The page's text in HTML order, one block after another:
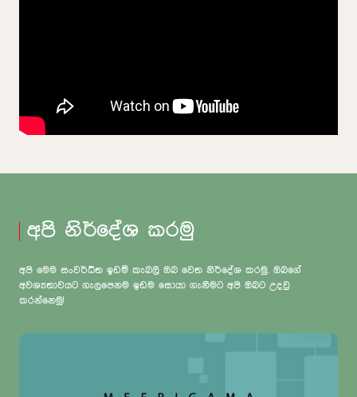
අපි නිර්දේශ කරමු
අපි මෙම සංවර්ධිත ඉඩම් කැබලි ඔබ වෙත නිර්දේශ කරමු. ඔබගේ
අවශ්‍යතාවයට ගැලපෙනම ඉඩම සොයා ගැනීමට අපි ඔබට උදවු
කරන්නෙමු!